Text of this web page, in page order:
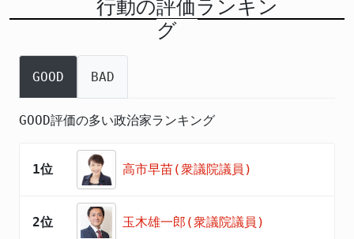
行動の評価ランキン
グ
GOOD BAD
GOOD評価の多い政治家ランキング
1位 高市早苗(衆議院議員)
2位 玉木雄一郎(衆議院議員)